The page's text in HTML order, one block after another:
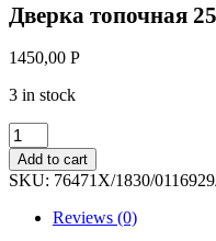
Дверка топочная
1450,00 Р
3 in stock
Дверка
топочная
250*210
мм
Иркутская
quantity
Add to cart
SKU: 76471Х/1830/
Reviews (0)